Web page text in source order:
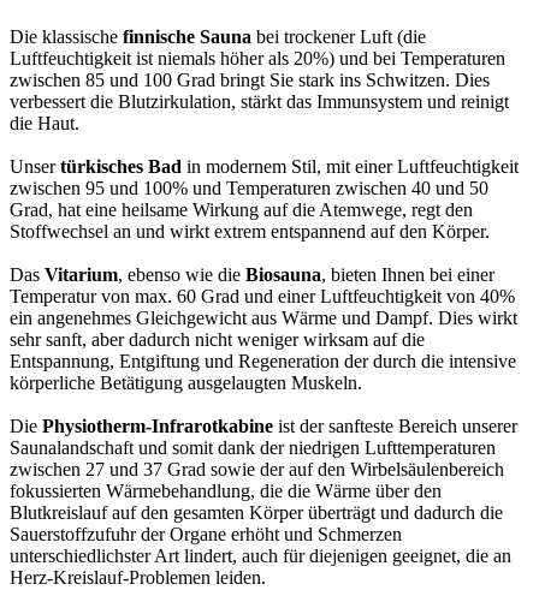
Die klassische finnische Sauna bei trockener Luft (die
Luftfeuchtigkeit ist niemals höher als 20%) und bei Temperaturen
zwischen 85 und 100 Grad bringt Sie stark ins Schwitzen. Dies
verbessert die Blutzirkulation, stärkt das Immunsystem und reinigt
die Haut.
Unsertürkisches Bad in modernem Stil, mit einer Luftfeuchtigkeit
zwischen 95 und 100% und Temperaturen zwischen 40 und 50
Grad, hat eine heilsame Wirkung auf die Atemwege, regt den
Stoffwechsel an und wirkt extrem entspannend auf den Körper.
Das Vitarium, ebenso wie die Biosauna, bieten Ihnen bei einer
Temperatur von max. 60 Grad und einer Luftfeuchtigkeit von 40%
ein angenehmes Gleichgewicht aus Wärme und Dampf. Dies wirkt
sehr sanft, aber dadurch nicht weniger wirksam auf die
Entspannung, Entgiftung und Regeneration der durch die intensive
körperliche Betätigung ausgelaugten Muskeln.
Die Physiotherm-Infrarotkabine ist der sanfteste Bereich unserer
Saunalandschaft und somit dank der niedrigen Lufttemperaturen
zwischen 27 und 37 Grad sowie der auf den Wirbelsäulenbereich
fokussierten Wärmebehandlung, die die Wärme über den
Blutkreislauf auf den gesamten Körper überträgt und dadurch die
Sauerstoffzufuhr der Organe erhöht und Schmerzen
unterschiedlichster Art lindert, auch für diejenigen geeignet, die an
Herz-Kreislauf-Problemen leiden.